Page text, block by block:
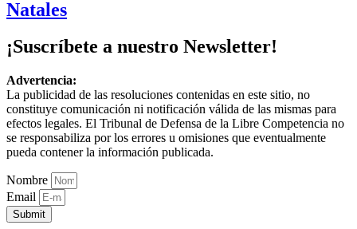
Natales
¡Suscríbete a nuestro Newsletter!
Advertencia:
La publicidad de las resoluciones contenidas en este sitio, no
constituye comunicación ni notificación válida de las mismas para
efectos legales. El Tribunal de Defensa de la Libre Competencia no
se responsabiliza por los errores u omisiones que eventualmente
pueda contener la información publicada.
Nombre
Email
Submit